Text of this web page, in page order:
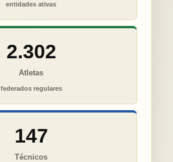
entidades ativas
2.302
Atletas
federados regulares
147
Técnicos